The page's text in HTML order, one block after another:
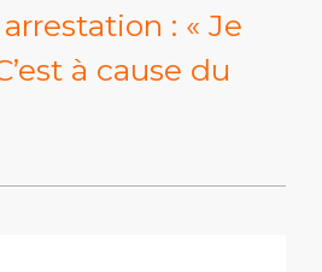
: « Je
à cause du